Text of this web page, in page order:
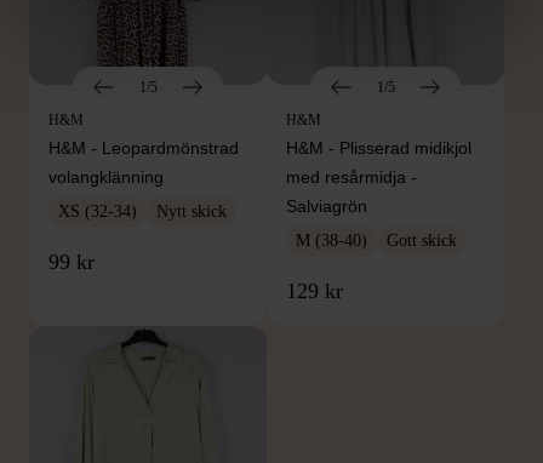
1/5
H&M
H&M - Leopardmönstrad
volangklänning
XS (32-34) Nytt skick
99 kr
1/5
H&M
H&M - Plisserad midikjol
med resårmidja -
Salviagrön
M (38-40) Gott skick
129 kr